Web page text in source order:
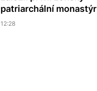
patriarchální monastýr
12:28